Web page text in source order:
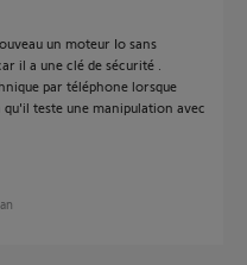
un moteur Io sans
il a une clé de sécurité .
par téléphone lorsque
qu'il teste une manipulation avec